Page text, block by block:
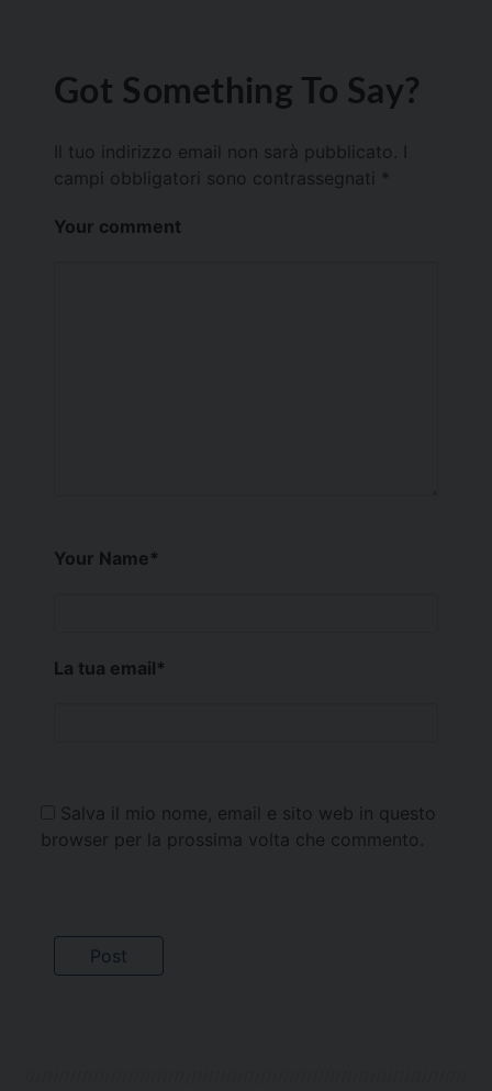
Got Something To Say?
Il tuo indirizzo email non sarà pubblicato.
campi obbligatori sono contrassegnati *
Your comment
Your Name*
La tua email*
Salva il mio nome, email e sito web in questo
browser per la prossima volta che commento.